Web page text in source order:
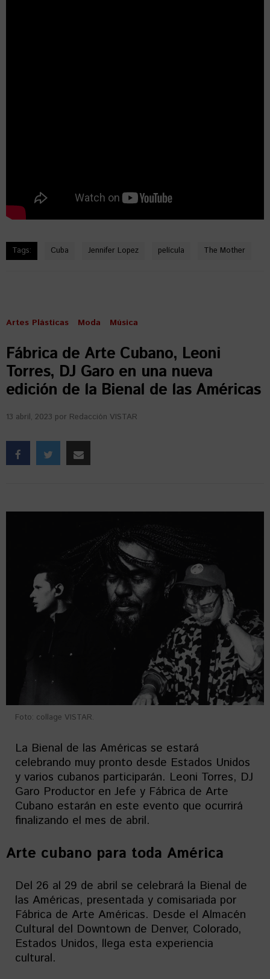
Tags: Cuba Jennifer Lopez película The Mother
Artes Plásticas Moda Música
Fábrica de Arte Cubano, Leoni
Torres, DJ Garo en una nueva
edición de la Bienal de las Américas
13 abril, 2023 por Redacción VISTAR
Foto: collage VISTAR.
La Bienal de las Américas se estará
celebrando muy pronto desde Estados Unidos
y varios cubanos participarán. Leoni Torres, DJ
Garo Productor en Jefe y Fábrica de Arte
Cubano estarán en este evento que ocurrirá
finalizando el mes de abril.
Arte cubano para toda América
Del 26 al 29 de abril se celebrará la Bienal de
las Américas, presentada y comisariada por
Fábrica de Arte Américas. Desde el Almacén
Cultural del Downtown de Denver, Colorado,
Estados Unidos, llega esta experiencia
cultural.